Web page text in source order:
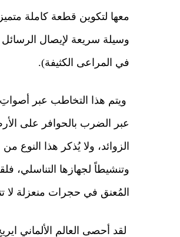
معها لتكوين قطعة كاملة
وسيلة سريعة لإيصال
في المراعى الكثيفة).
ويتم هذا التخاطب عبر
عبر الضرب بالحوافر على
الزوائد، ولا يُذكر هذا النوع
وتنشيطاً لجهازها التناسلي،
المُعنق في حجرات منعزلة لا
لقد أحصى العالم الألماني